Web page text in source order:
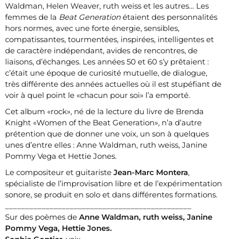
Waldman, Helen Weaver, ruth weiss et les autres… Les
femmes de la Beat Generation étaient des personnalités
hors normes, avec une forte énergie, sensibles,
compatissantes, tourmentées, inspirées, intelligentes et
de caractère indépendant, avides de rencontres, de
liaisons, d’échanges. Les années 50 et 60 s’y prêtaient :
c’était une époque de curiosité mutuelle, de dialogue,
très différente des années actuelles où il est stupéfiant de
voir à quel point le «chacun pour soi» l’a emporté.
Cet album «rock», né de la lecture du livre de Brenda
Knight «Women of the Beat Generation», n’a d’autre
prétention que de donner une voix, un son à quelques
unes d’entre elles : Anne Waldman, ruth weiss, Janine
Pommy Vega et Hettie Jones.
Le compositeur et guitariste Jean-Marc Montera,
spécialiste de l’improvisation libre et de l’expérimentation
sonore, se produit en solo et dans différentes formations.
Sur des poèmes de Anne Waldman, ruth weiss, Janine
Pommy Vega, Hettie Jones.